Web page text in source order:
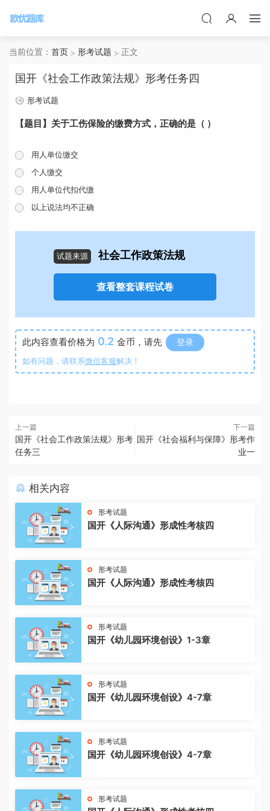
当前位置： 首页 形考试题 正文
国开《社会工作政策法规》形考任务四
形考试题
【题目】关于工伤保险的缴费方式，正确的是（ ）
用人单位缴交
个人缴交
用人单位代扣代缴
以上说法均不正确
试题来源 社会工作政策法规
查看整套课程试卷
此内容查看价格为 0.2 金币，请先 登录
如有问题，请联系微信客服解决！
上一篇
国开《社会工作政策法规》形考
任务三
下一篇
国开《社会福利与保障》形考作
业一
相关内容
形考试题
国开《人际沟通》形成性考核四
形考试题
国开《人际沟通》形成性考核四
形考试题
国开《幼儿园环境创设》1-3章
形考试题
国开《幼儿园环境创设》4-7章
形考试题
国开《幼儿园环境创设》4-7章
形考试题